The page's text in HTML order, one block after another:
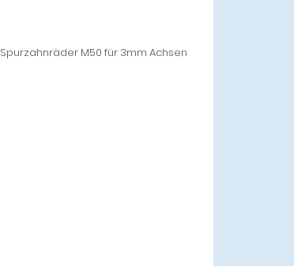
Spurzahnräder M50 für 3mm Achsen